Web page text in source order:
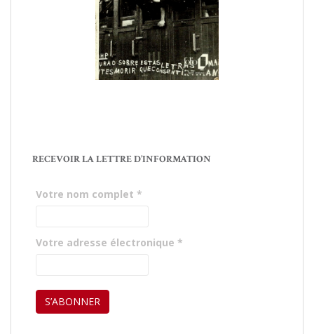
RECEVOIR LA LETTRE D’INFORMATION
Votre nom complet *
Votre adresse électronique *